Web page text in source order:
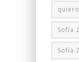
Sofía
Sofía